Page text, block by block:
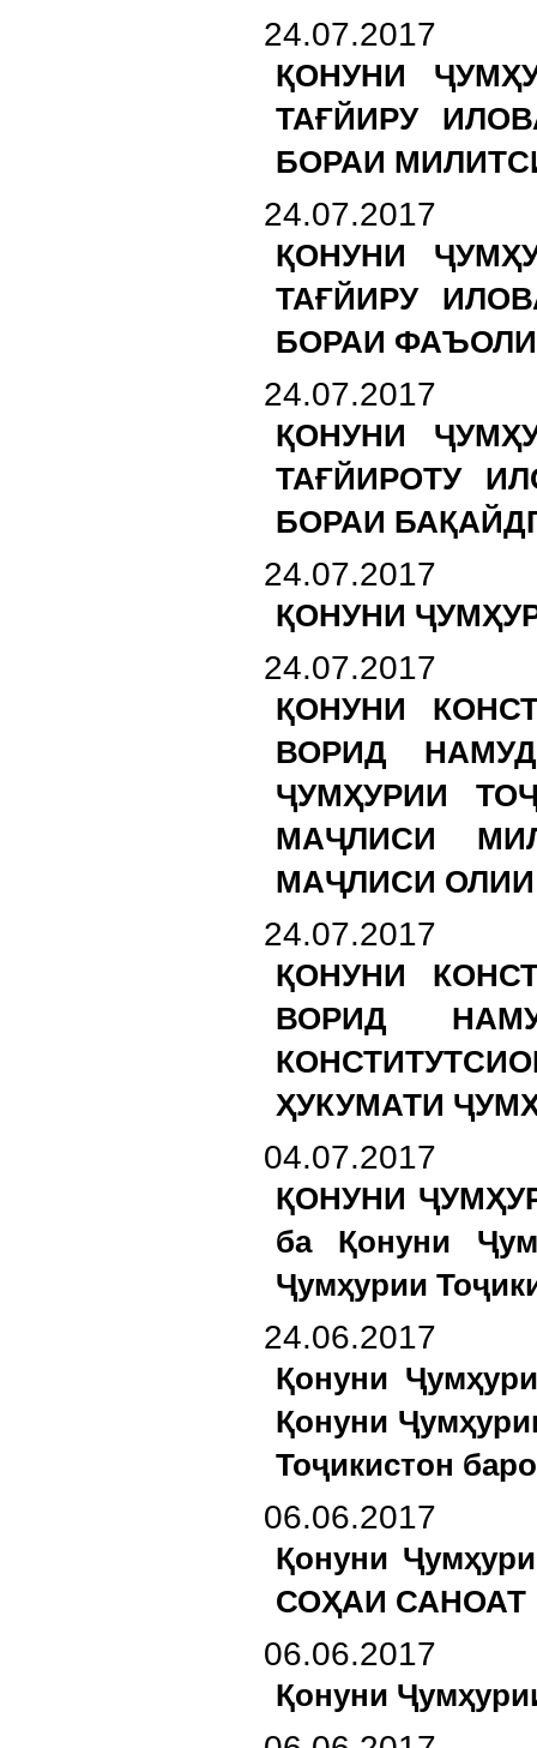
24.07.2017
ҚОНУНИ
ТАҒЙИРУ
БОРАИ
24.07.2017
ҚОНУНИ
ТАҒЙИРУ
БОРАИ
24.07.2017
ҚОНУНИ
ТАҒЙИРОТУ
БОРАИ
24.07.2017
ҚОНУНИ
24.07.2017
ҚОНУНИ
ВОРИД
ҶУМҲУРИИ
МАҶЛИСИ
МАҶЛИСИ ОЛИИ
24.07.2017
ҚОНУНИ
ВОРИД
ҲУКУМАТИ
04.07.2017
ҚОНУНИ
ба Қонуни
Ҷумҳурии
24.06.2017
Қонуни
Қонуни
Тоҷикистон
06.06.2017
Қонуни
СОҲАИ САНОАТ
06.06.2017
Қонуни